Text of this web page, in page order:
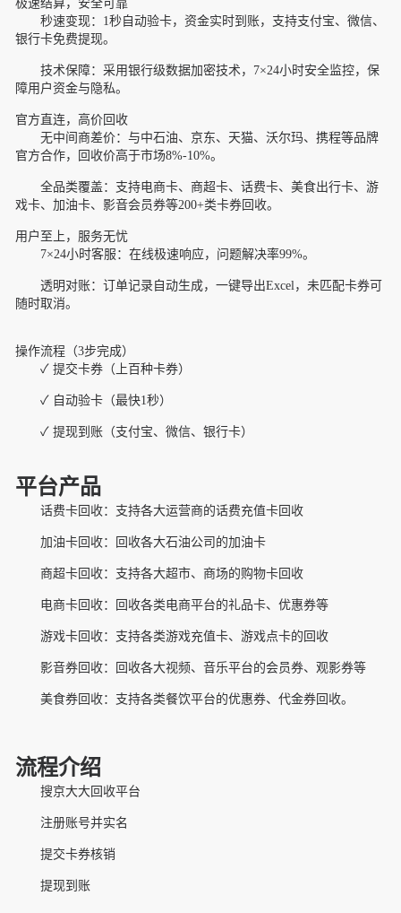
极速结算，安全可靠
秒速变现：1秒自动验卡，资金实时到账，支持支付宝、微信、
银行卡免费提现。
技术保障：采用银行级数据加密技术，7×24小时安全监控，保
障用户资金与隐私。
官方直连，高价回收
无中间商差价：与中石油、京东、天猫、沃尔玛、携程等品牌
官方合作，回收价高于市场8%-10%。
全品类覆盖：支持电商卡、商超卡、话费卡、美食出行卡、游
戏卡、加油卡、影音会员券等200+类卡券回收。
用户至上，服务无忧
7×24小时客服：在线极速响应，问题解决率99%。
透明对账：订单记录自动生成，一键导出Excel，未匹配卡券可
随时取消。
操作流程（3步完成）
✓ 提交卡券（上百种卡券）
✓ 自动验卡（最快1秒）
✓ 提现到账（支付宝、微信、银行卡）
平台产品
‌话费卡回收‌：支持各大运营商的话费充值卡回收
加油卡回收‌：回收各大石油公司的加油卡
商超卡回收‌：支持各大超市、商场的购物卡回收
电商卡回收‌：回收各类电商平台的礼品卡、优惠券等
游戏卡回收‌：支持各类游戏充值卡、游戏点卡的回收
影音券回收‌：回收各大视频、音乐平台的会员券、观影券等
美食券回收‌：支持各类餐饮平台的优惠券、代金券回收。
流程介绍
搜京大大回收平台
注册账号并实名
提交卡券核销
提现到账